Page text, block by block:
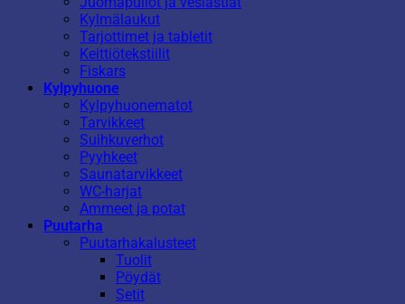
Kylmälaukut
Tarjottimet ja tabletit
Keittiötekstiilit
Fiskars
Kylpyhuone
Kylpyhuonematot
Tarvikkeet
Suihkuverhot
Pyyhkeet
Saunatarvikkeet
WC-harjat
Ammeet ja potat
Puutarha
Puutarhakalusteet
Tuolit
Pöydät
Setit